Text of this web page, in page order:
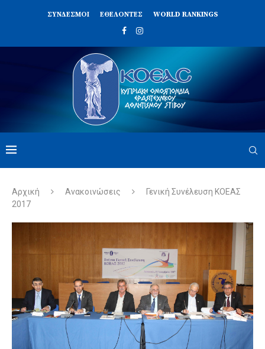
ΣΥΝΔΈΣΜΟΙ ΕΘΕΛΟΝΤΈΣ WORLD RANKINGS
Αρχική Ανακοινώσεις
Γενική Συνέλευση ΚΟΕΑΣ
2017